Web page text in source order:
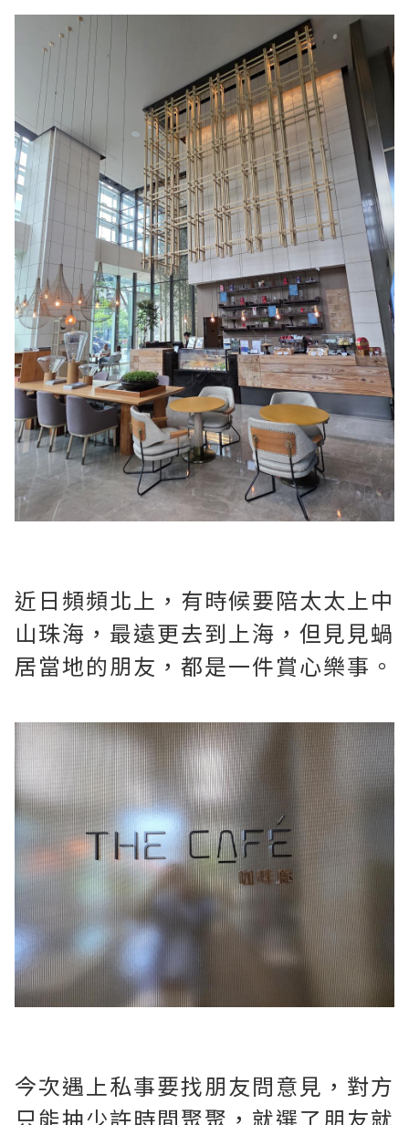
近日頻頻北上，有時候要陪太太上中
山珠海，最遠更去到上海，但見見蝸
居當地的朋友，都是一件賞心樂事。
今次遇上私事要找朋友問意見，對方
只能抽少許時間聚聚，就選了朋友就